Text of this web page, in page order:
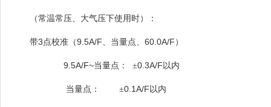
（常温常压、大气压下使用时）：
带3点校准（9.5A/F、当量点、 60.0A/F ）
9.5A/F~当量点： ±0.3A/F 以内
当量点： ±0.1A/F 以内